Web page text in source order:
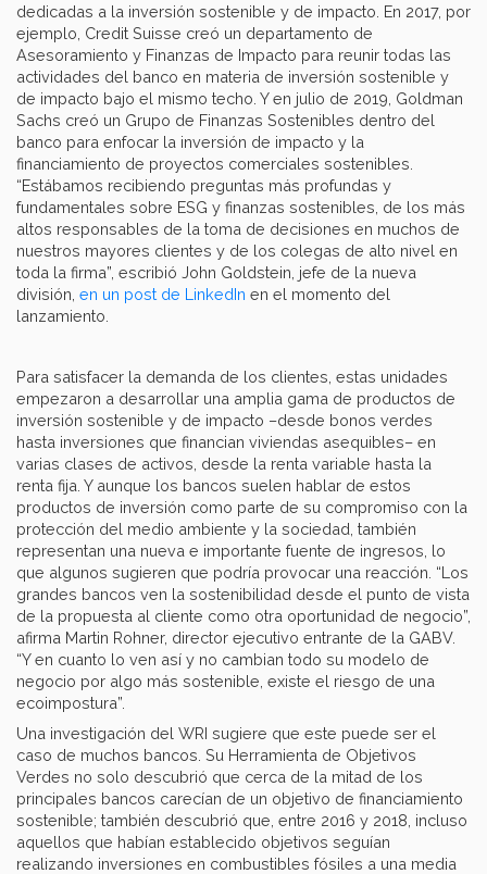
dedicadas a la inversión sostenible y de impacto. En 2017, por
ejemplo, Credit Suisse creó un departamento de
Asesoramiento y Finanzas de Impacto para reunir todas las
actividades del banco en materia de inversión sostenible y
de impacto bajo el mismo techo. Y en julio de 2019, Goldman
Sachs creó un Grupo de Finanzas Sostenibles dentro del
banco para enfocar la inversión de impacto y la
financiamiento de proyectos comerciales sostenibles.
“Estábamos recibiendo preguntas más profundas y
fundamentales sobre ESG y finanzas sostenibles, de los más
altos responsables de la toma de decisiones en muchos de
nuestros mayores clientes y de los colegas de alto nivel en
toda la firma”, escribió John Goldstein, jefe de la nueva
división, en un post de LinkedIn en el momento del
lanzamiento.
Para satisfacer la demanda de los clientes, estas unidades
empezaron a desarrollar una amplia gama de productos de
inversión sostenible y de impacto –desde bonos verdes
hasta inversiones que financian viviendas asequibles– en
varias clases de activos, desde la renta variable hasta la
renta fija. Y aunque los bancos suelen hablar de estos
productos de inversión como parte de su compromiso con la
protección del medio ambiente y la sociedad, también
representan una nueva e importante fuente de ingresos, lo
que algunos sugieren que podría provocar una reacción. “Los
grandes bancos ven la sostenibilidad desde el punto de vista
de la propuesta al cliente como otra oportunidad de negocio”,
afirma Martin Rohner, director ejecutivo entrante de la GABV.
“Y en cuanto lo ven así y no cambian todo su modelo de
negocio por algo más sostenible, existe el riesgo de una
ecoimpostura”.
Una investigación del WRI sugiere que este puede ser el
caso de muchos bancos. Su Herramienta de Objetivos
Verdes no solo descubrió que cerca de la mitad de los
principales bancos carecían de un objetivo de financiamiento
sostenible; también descubrió que, entre 2016 y 2018, incluso
aquellos que habían establecido objetivos seguían
realizando inversiones en combustibles fósiles a una media